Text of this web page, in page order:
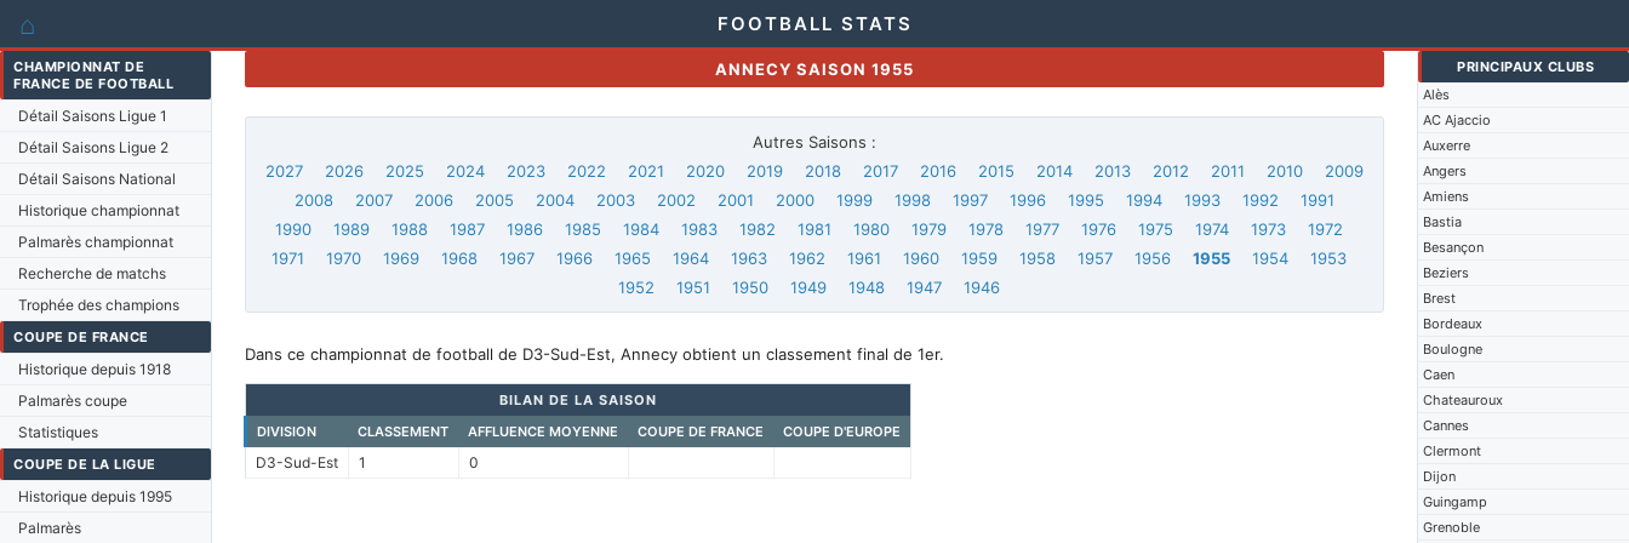
⌂ FOOTBALL STATS
CHAMPIONNAT DE
FRANCE DE FOOTBALL
Détail Saisons Ligue 1
Détail Saisons Ligue 2
Détail Saisons National
Historique championnat
Palmarès championnat
Recherche de matchs
Trophée des champions
COUPE DE FRANCE
Historique depuis 1918
Palmarès coupe
Statistiques
COUPE DE LA LIGUE
Historique depuis 1995
Palmarès
PRINCIPAUX CLUBS
Alès
AC Ajaccio
Auxerre
Angers
Amiens
Bastia
Besançon
Beziers
Brest
Bordeaux
Boulogne
Caen
Chateauroux
Cannes
Clermont
Dijon
Guingamp
Grenoble
ANNECY SAISON 1955
Autres Saisons :
2027
2026 2025 2024 2023 2022 2021 2020 2019 2018 2017 2016 2015 2014 2013 2012 2011 2010
2009
2008
2007 2006 2005 2004 2003 2002 2001 2000 1999 1998 1997 1996 1995 1994 1993 1992
1991
1990
1989 1988 1987 1986 1985 1984 1983 1982 1981 1980 1979 1978 1977 1976 1975 1974 1973
1972
1971
1970 1969 1968 1967 1966 1965 1964 1963 1962 1961 1960 1959 1958 1957 1956 1955 1954
1953
1952
1951 1950 1949 1948 1947 1946
Dans ce championnat de football de D3-Sud-Est, Annecy obtient un classement final de 1er.
BILAN DE LA SAISON
DIVISION
CLASSEMENT AFFLUENCE MOYENNE COUPE DE FRANCE COUPE D'EUROPE
D3-Sud-Est 1 0